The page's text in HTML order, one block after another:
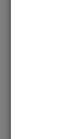
надає